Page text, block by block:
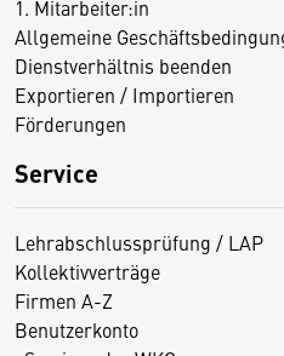
1. Mitarbeiter:in
Allgemeine
Dienstverhältnis beenden
Exportieren / Importieren
Förderungen
Service
Lehrabschlussprüfung / LAP
Kollektivverträge
Firmen A-Z
Benutzerkonto